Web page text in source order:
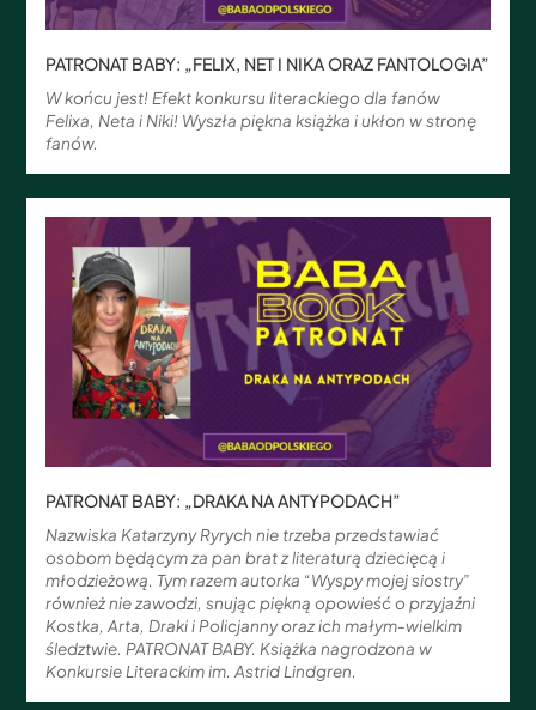
PATRONAT BABY: „FELIX, NET I NIKA ORAZ FANTOLOGIA”
W końcu jest! Efekt konkursu literackiego dla fanów
Felixa, Neta i Niki! Wyszła piękna książka i ukłon w stronę
fanów.
PATRONAT BABY: „DRAKA NA ANTYPODACH”
Nazwiska Katarzyny Ryrych nie trzeba przedstawiać
osobom będącym za pan brat z literaturą dziecięcą i
młodzieżową. Tym razem autorka “Wyspy mojej siostry”
również nie zawodzi, snując piękną opowieść o przyjaźni
Kostka, Arta, Draki i Policjanny oraz ich małym-wielkim
śledztwie. PATRONAT BABY. Książka nagrodzona w
Konkursie Literackim im. Astrid Lindgren.